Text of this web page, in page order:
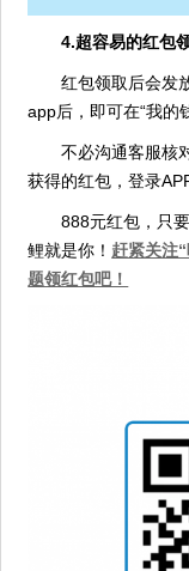
4.超容易的红包
红包领取后会发
app后，即可在“我的
不必沟通客服核
获得的红包，登录
888元红包，只
鲤就是你！ 赶紧关注
题领红包吧！